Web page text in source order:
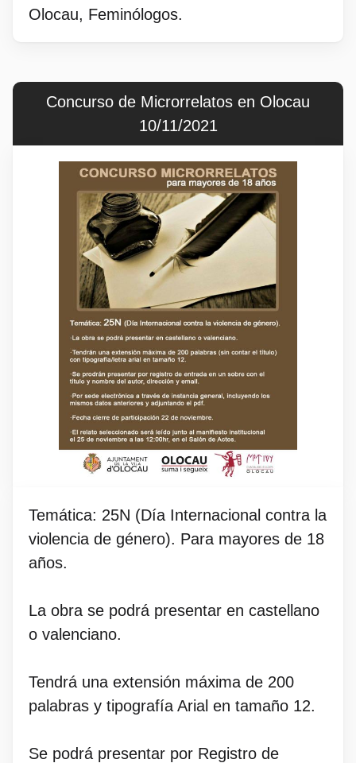
Olocau, Feminólogos.
Concurso de Microrrelatos en Olocau
10/11/2021
Temática: 25N (Día Internacional contra la
violencia de género). Para mayores de 18
años.
La obra se podrá presentar en castellano
o valenciano.
Tendrá una extensión máxima de 200
palabras y tipografía Arial en tamaño 12.
Se podrá presentar por Registro de